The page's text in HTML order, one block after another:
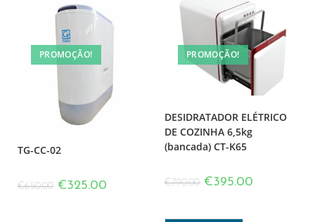
PROMOÇÃO!
TG-CC-02
€650.00 €325.00
PROMOÇÃO!
DESIDRATADOR ELÉTRICO
DE COZINHA 6,5kg
(bancada) CT-K65
€790.00 €395.00